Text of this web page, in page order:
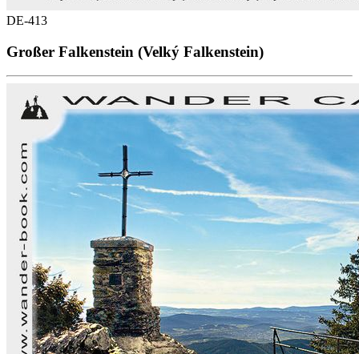
DE-413
Großer Falkenstein (Velký Falkenstein)